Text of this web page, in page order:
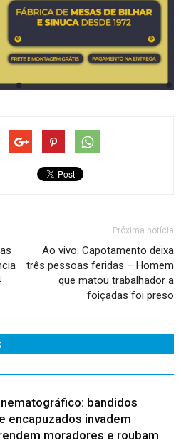
Próxima notícia
Ao vivo: Capotamento deixa
três pessoas feridas – Homem
que matou trabalhador a
foiçadas foi preso
bandidos
encapuzados invadem
moradores e roubam